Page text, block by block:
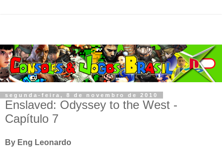
segunda-feira, 8 de novembro de 2010
Enslaved: Odyssey to the West -
Capítulo 7
By Eng Leonardo